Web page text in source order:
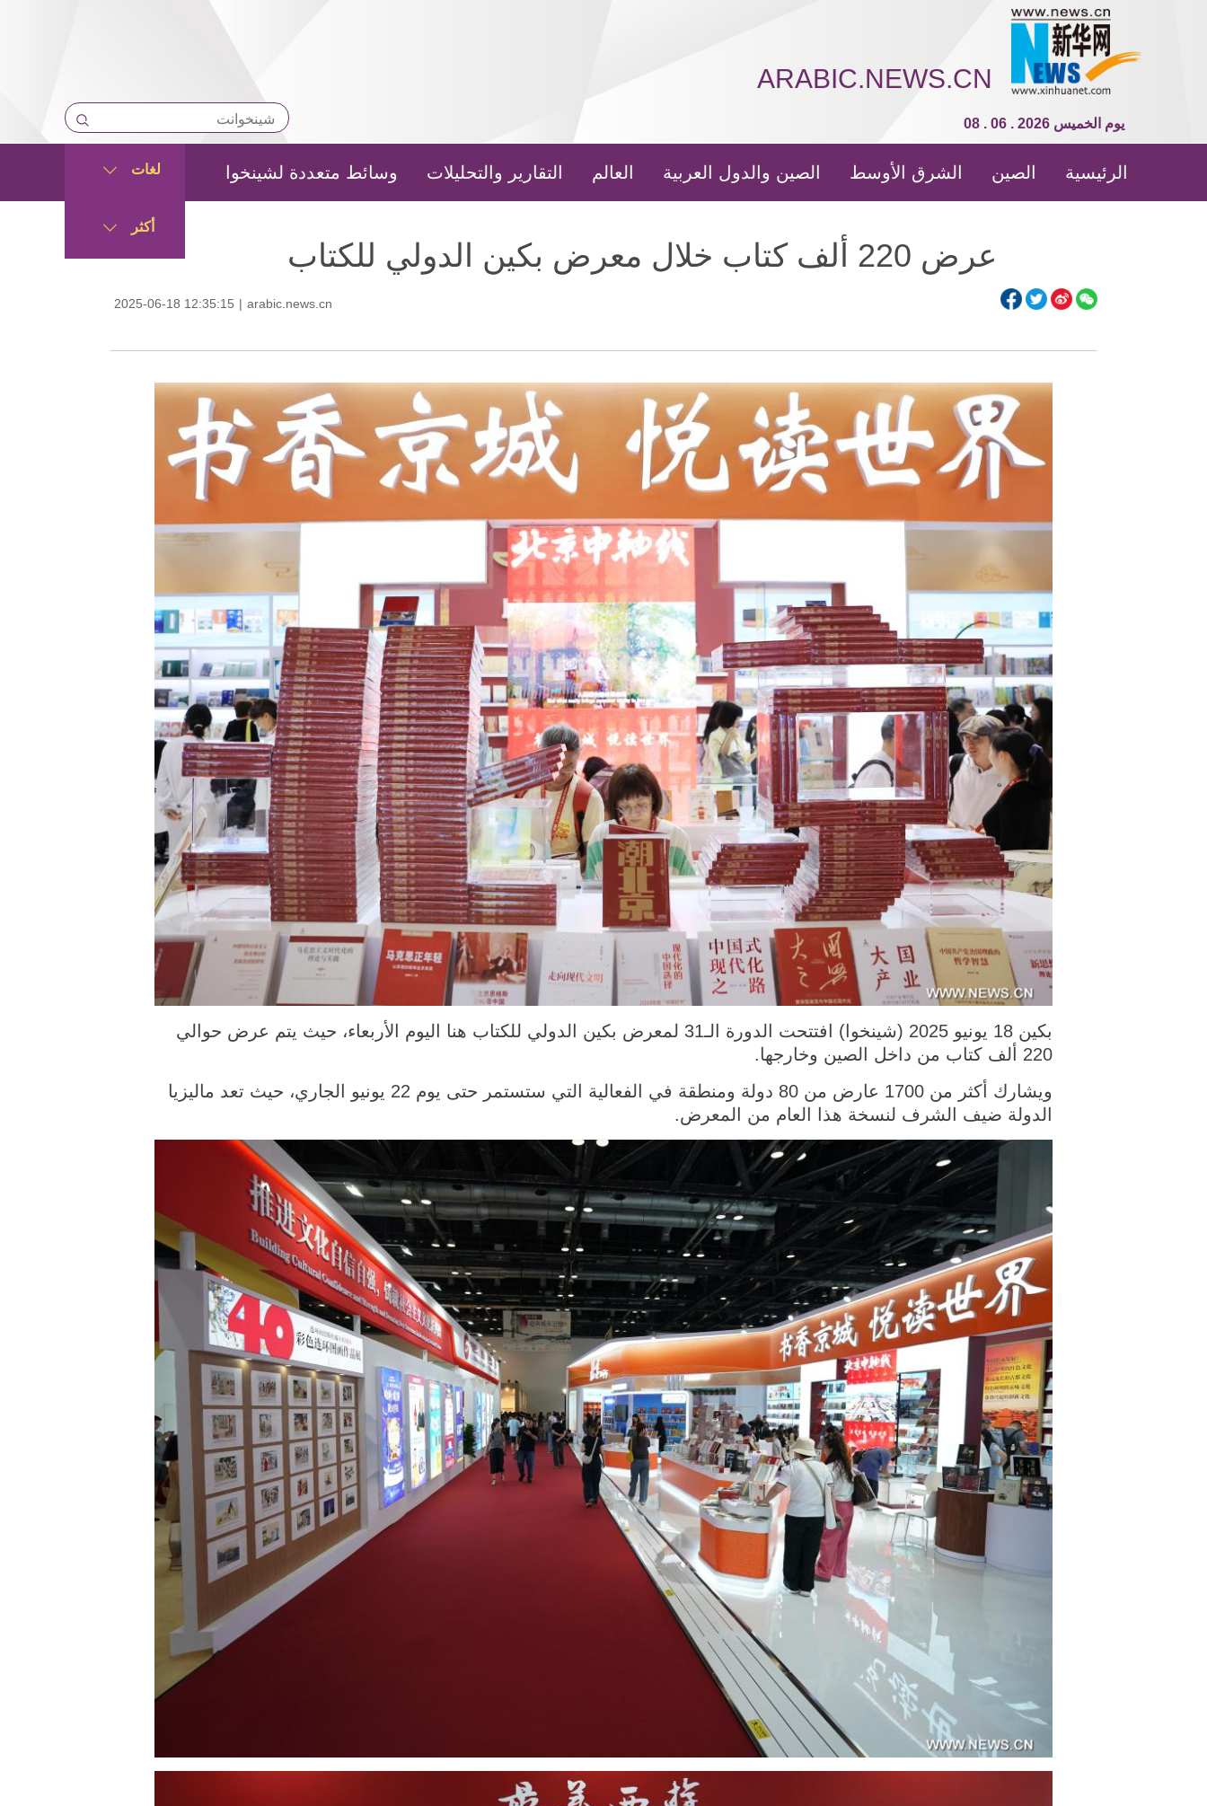
ARABIC.NEWS.CN
08 . 06 . 2026 يوم الخميس
الرئيسية الصين الشرق الأوسط الصين والدول العربية العالم التقارير والتحليلات وسائط متعددة لشينخوا لغات
أكثر
عرض 220 ألف كتاب خلال معرض بكين الدولي للكتاب
2025-06-18 12:35:15 | arabic.news.cn
بكين 18 يونيو 2025 (شينخوا) افتتحت الدورة الـ31 لمعرض بكين الدولي للكتاب هنا اليوم الأربعاء، حيث يتم عرض حوالي
220 ألف كتاب من داخل الصين وخارجها.
ويشارك أكثر من 1700 عارض من 80 دولة ومنطقة في الفعالية التي ستستمر حتى يوم 22 يونيو الجاري، حيث تعد ماليزيا
الدولة ضيف الشرف لنسخة هذا العام من المعرض.